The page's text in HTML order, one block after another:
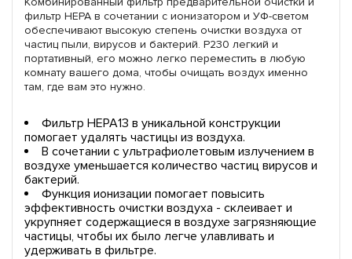
фильтр HEPA в сочетании с ионизатором и УФ-светом
обеспечивают высокую степень очистки воздуха от
частиц пыли, вирусов и бактерий. P230 легкий и
портативный, его можно легко переместить в любую
комнату вашего дома, чтобы очищать воздух именно
там, где вам это нужно.
Фильтр HEPA13 в уникальной конструкции
помогает удалять частицы из воздуха.
В сочетании с ультрафиолетовым излучением в
воздухе уменьшается количество частиц вирусов и
бактерий.
Функция ионизации помогает повысить
эффективность очистки воздуха - склеивает и
укрупняет содержащиеся в воздухе загрязняющие
частицы, чтобы их было легче улавливать и
удерживать в фильтре.